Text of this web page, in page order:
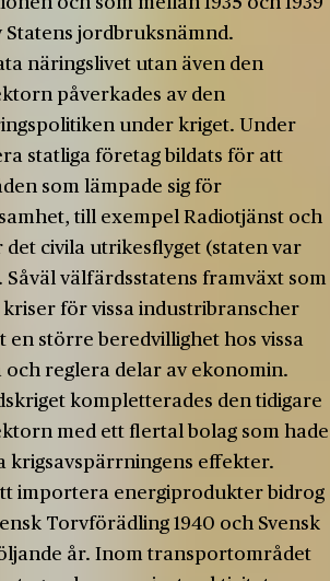
Statens jordbruksnämnd.
näringslivet utan även den
påverkades av den
under kriget. Under
statliga företag bildats för att
som lämpade sig för
till exempel Radiotjänst och
det civila utrikesflyget (staten var
Såväl välfärdsstatens framväxt som
för vissa industribranscher
en större beredvillighet hos vissa
reglera delar av ekonomin.
kompletterades den tidigare
med ett flertal bolag som hade
krigsavspärrningens effekter.
importera energiprodukter bidrog
Torvförädling 1940 och Svensk
år. Inom transportområdet